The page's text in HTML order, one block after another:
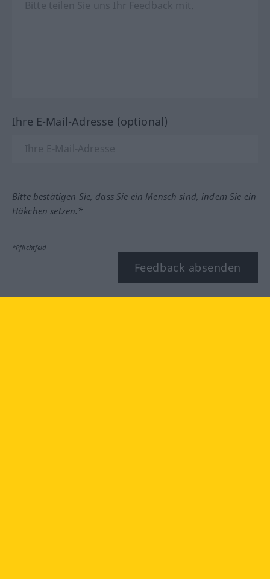
Ihre E-Mail-Adresse (optional)
Bitte bestätigen Sie, dass Sie ein Mensch sind, indem Sie ein
Häkchen setzen.*
*Pflichtfeld
Feedback absenden